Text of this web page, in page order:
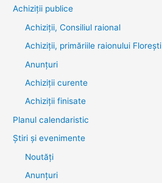
Achiziţii publice
Achiziții, Consiliul raional
Achiziții, primăriile raionului Florești
Anunțuri
Achiziții curente
Achiziții finisate
Planul calendaristic
Știri şi evenimente
Noutăţi
Anunţuri